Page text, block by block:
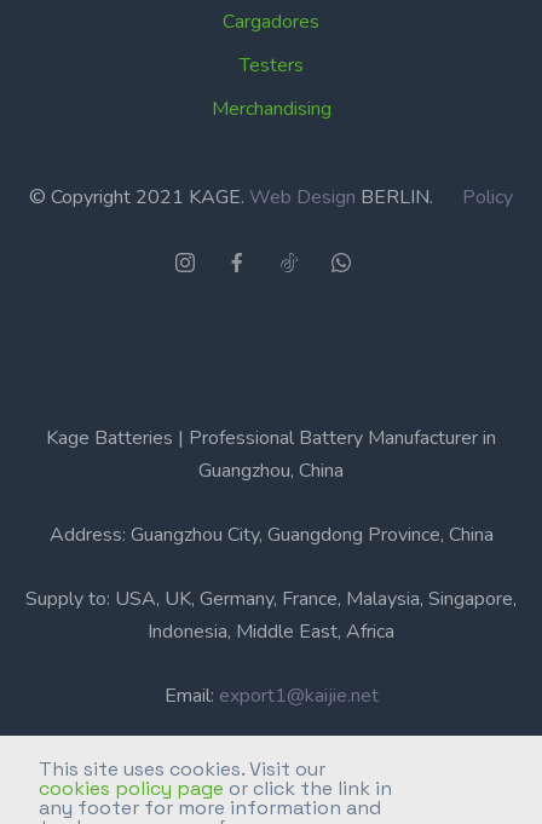
This site uses cookies. Visit our
cookies policy page or click the link in
any footer for more information and
Cargadores
Testers
Merchandising
© Copyright 2021 KAGE. Web Design BERLIN. Policy
Kage Batteries | Professional Battery Manufacturer in
Guangzhou, China
Address: Guangzhou City, Guangdong Province, China
Supply to: USA, UK, Germany, France, Malaysia, Singapore,
Indonesia, Middle East, Africa
Email: export1@kaijie.net
Phone: +86-20-6631 3366